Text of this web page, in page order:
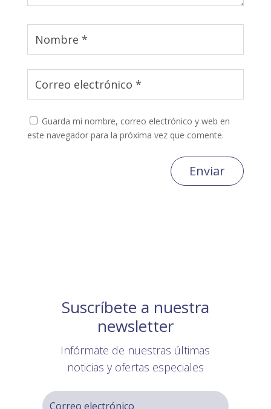
Guarda mi nombre, correo electrónico y web en
este navegador para la próxima vez que comente.
Enviar
Suscríbete a nuestra
newsletter
Infórmate de nuestras últimas
noticias y ofertas especiales